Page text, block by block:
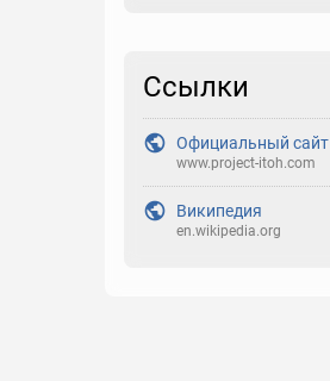
Ссылки
Официальный сайт
www.project-itoh.com
Википедия
en.wikipedia.org